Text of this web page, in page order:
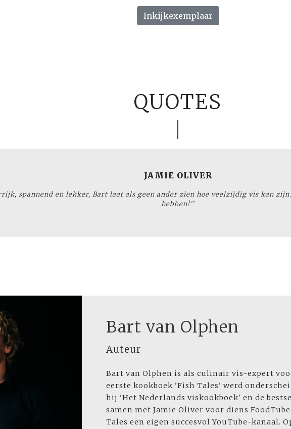
Inkijkexemplaar
QUOTES
JAMIE OLIVER
spannend en lekker, Bart laat als geen ander zien hoe veelzijdig vis kan
hebben!''
Bart van Olphen
Auteur
Bart van Olphen is als culinair vis-expert
eerste kookboek 'Fish Tales' werd
hij 'Het Nederlands viskookboek' en de
samen met Jamie Oliver voor diens
Tales een eigen succesvol YouTube-kanaal.